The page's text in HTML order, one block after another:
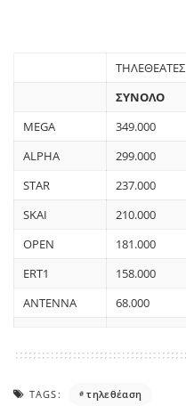
ΤΗΛΕΘΕΑΤΕΣ
ΣΥΝΟΛΟ
MEGA
349.000
ALPHA
299.000
STAR
237.000
SKAI
210.000
OPEN
181.000
ERT1
158.000
ΑΝΤΕΝΝΑ
68.000
TAGS: τηλεθέαση